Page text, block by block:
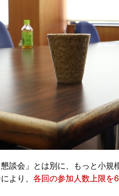
懇談会」とは別に、もっと小
より、 各回の参加人数上限を